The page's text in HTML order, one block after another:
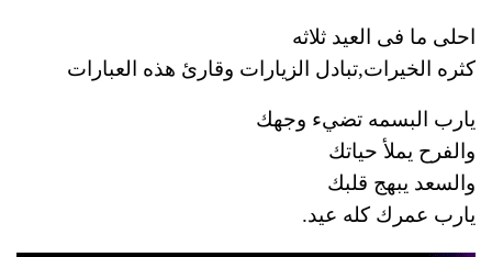
احلى ما فى العيد ثلاثه
كثره الخيرات,تبادل الزيارات وقارئ هذه العبارات
يارب البسمه تضيء وجهك
والفرح يملأ حياتك
والسعد يبهج قلبك
يارب عمرك كله عيد.